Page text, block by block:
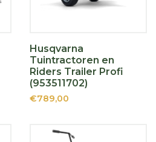
Husqvarna
Tuintractoren en
Riders Trailer Profi
(953511702)
€789,00